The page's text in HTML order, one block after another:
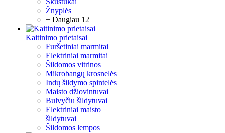
Žnyplės
+ Daugiau 12
Kaitinimo prietaisai
Furšetiniai marmitai
Elektriniai marmitai
Šildomos vitrinos
Mikrobangų krosnelės
Indų šildymo spintelės
Maisto džiovintuvai
Bulvyčiu šildytuvai
Elektriniai maisto
šildytuvai
Šildomos lempos